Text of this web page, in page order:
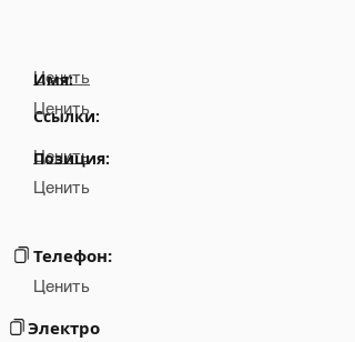
Ценить
Ссылки:
Ценить
Имя:
Ценить
Позиция:
Ценить
Телефон:
Ценить
Электро